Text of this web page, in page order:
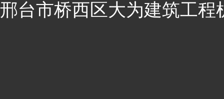
邢台市桥西区大为建筑工程